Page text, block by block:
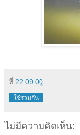
ที่ 22:09:00
ใช้ร่วมกัน
ไม่มีความคิดเห็น: